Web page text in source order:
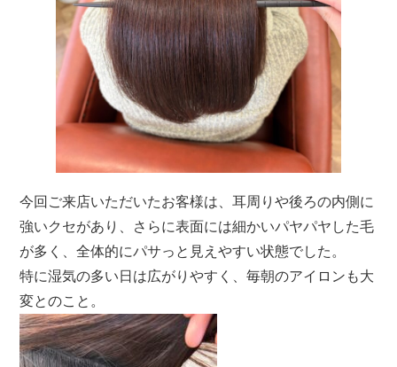
今回ご来店いただいたお客様は、耳周りや後ろの内側に
強いクセがあり、さらに表面には細かいパヤパヤした毛
が多く、全体的にパサっと見えやすい状態でした。
特に湿気の多い日は広がりやすく、毎朝のアイロンも大
変とのこと。